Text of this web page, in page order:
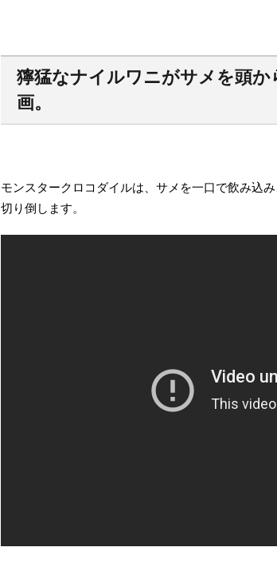
獰猛なナイルワニがサメを頭か
画。
モンスタークロコダイルは、サメを一口で飲み込
切り倒します。